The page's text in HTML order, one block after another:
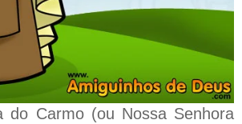
do Carmo (ou Nossa Senhora